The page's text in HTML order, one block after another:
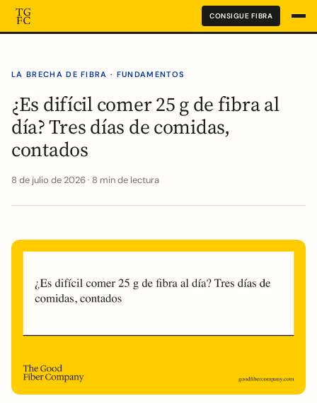
CONSIGUE FIBRA
LA BRECHA DE FIBRA · FUNDAMENTOS
¿Es difícil comer 25 g de fibra al
día? Tres días de comidas,
contados
8 de julio de 2026 · 8 min de lectura